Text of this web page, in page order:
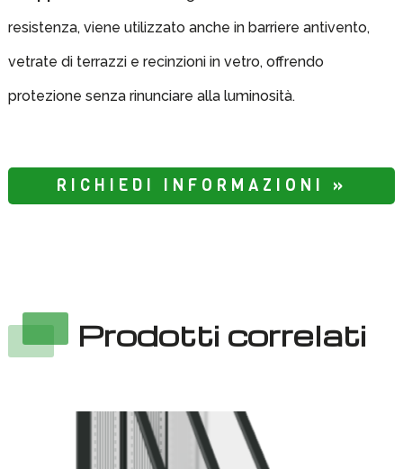
resistenza, viene utilizzato anche in barriere antivento,
vetrate di terrazzi e recinzioni in vetro, offrendo
protezione senza rinunciare alla luminosità.
RICHIEDI INFORMAZIONI »
Prodotti correlati